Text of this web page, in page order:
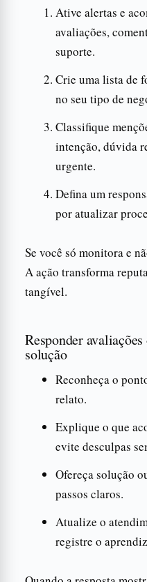
Ative alertas e
avaliações,
suporte.
Crie uma lista de
no seu tipo de
Classifique
intenção, dúvida
urgente.
Defina um
por atualizar
Se você só monitora e
A ação transforma
tangível.
Responder
solução
Reconheça o
relato.
Explique o que
evite desculpas
Ofereça solução
passos claros.
Atualize o
registre o